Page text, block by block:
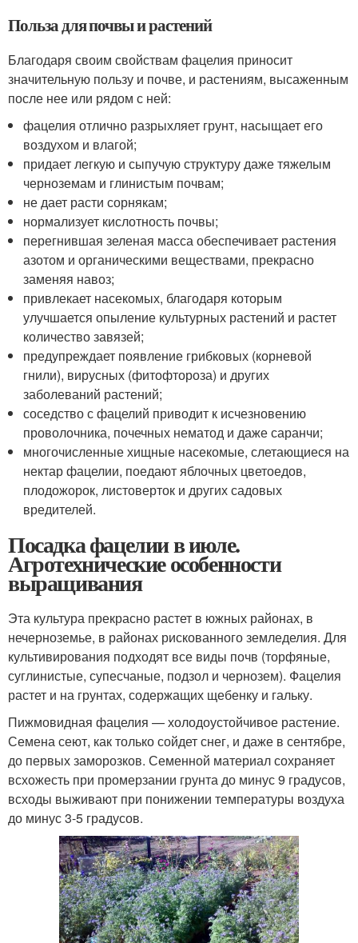
Польза для почвы и растений
Благодаря своим свойствам фацелия приносит
значительную пользу и почве, и растениям, высаженным
после нее или рядом с ней:
фацелия отлично разрыхляет грунт, насыщает его
воздухом и влагой;
придает легкую и сыпучую структуру даже тяжелым
черноземам и глинистым почвам;
не дает расти сорнякам;
нормализует кислотность почвы;
перегнившая зеленая масса обеспечивает растения
азотом и органическими веществами, прекрасно
заменяя навоз;
привлекает насекомых, благодаря которым
улучшается опыление культурных растений и растет
количество завязей;
предупреждает появление грибковых (корневой
гнили), вирусных (фитофтороза) и других
заболеваний растений;
соседство с фацелий приводит к исчезновению
проволочника, почечных нематод и даже саранчи;
многочисленные хищные насекомые, слетающиеся на
нектар фацелии, поедают яблочных цветоедов,
плодожорок, листоверток и других садовых
вредителей.
Посадка фацелии в июле.
Агротехнические особенности
выращивания
Эта культура прекрасно растет в южных районах, в
нечерноземье, в районах рискованного земледелия. Для
культивирования подходят все виды почв (торфяные,
суглинистые, супесчаные, подзол и чернозем). Фацелия
растет и на грунтах, содержащих щебенку и гальку.
Пижмовидная фацелия — холодоустойчивое растение.
Семена сеют, как только сойдет снег, и даже в сентябре,
до первых заморозков. Семенной материал сохраняет
всхожесть при промерзании грунта до минус 9 градусов,
всходы выживают при понижении температуры воздуха
до минус 3-5 градусов.